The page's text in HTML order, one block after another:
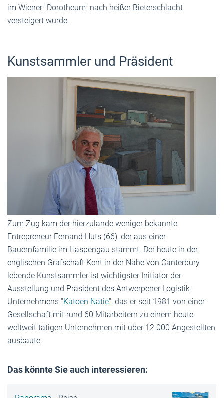
im Wiener "Dorotheum" nach heißer Bieterschlacht
versteigert wurde.
Kunstsammler und Präsident
Zum Zug kam der hierzulande weniger bekannte
Entrepreneur Fernand Huts (66), der aus einer
Bauernfamilie im Haspengau stammt. Der heute in der
englischen Grafschaft Kent in der Nähe von Canterbury
lebende Kunstsammler ist wichtigster Initiator der
Ausstellung und Präsident des Antwerpener Logistik-
Unternehmens "Katoen Natie", das er seit 1981 von einer
Gesellschaft mit rund 60 Mitarbeitern zu einem heute
weltweit tätigen Unternehmen mit über 12.000 Angestellten
ausbaute.
Das könnte Sie auch interessieren: